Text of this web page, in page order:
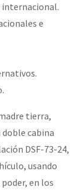
internacional.
e
tierra,
doble cabina
DSF-73-24,
usando
en los